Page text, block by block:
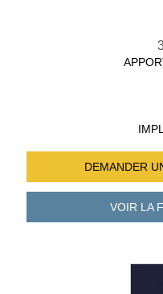
DEMANDER
VOIR LA